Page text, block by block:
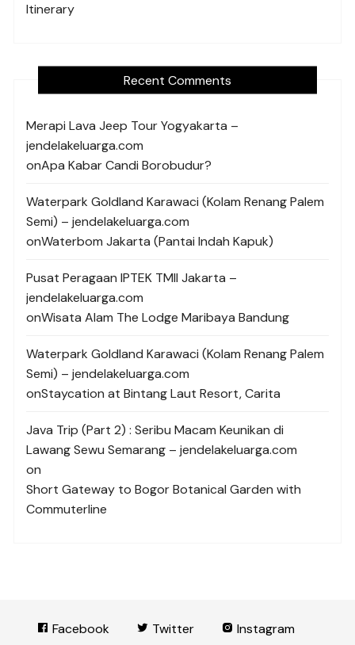
Itinerary
Recent Comments
Merapi Lava Jeep Tour Yogyakarta –
jendelakeluarga.com
onApa Kabar Candi Borobudur?
Waterpark Goldland Karawaci (Kolam Renang Palem
Semi) – jendelakeluarga.com
onWaterbom Jakarta (Pantai Indah Kapuk)
Pusat Peragaan IPTEK TMII Jakarta –
jendelakeluarga.com
onWisata Alam The Lodge Maribaya Bandung
Waterpark Goldland Karawaci (Kolam Renang Palem
Semi) – jendelakeluarga.com
onStaycation at Bintang Laut Resort, Carita
Java Trip (Part 2) : Seribu Macam Keunikan di
Lawang Sewu Semarang – jendelakeluarga.com
on
Short Gateway to Bogor Botanical Garden with
Commuterline
Facebook Twitter Instagram